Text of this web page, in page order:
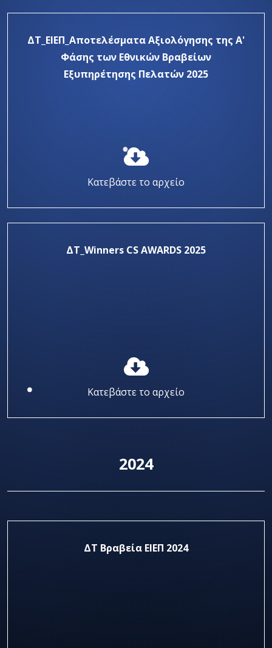
ΔΤ_ΕΙΕΠ_Αποτελέσματα Αξιολόγησης της Α'
Φάσης των Εθνικών Βραβείων
Εξυπηρέτησης Πελατών 2025
Κατεβάστε το αρχείο
ΔΤ_Winners CS AWARDS 2025
Κατεβάστε το αρχείο
2024
ΔΤ Βραβεία ΕΙΕΠ 2024